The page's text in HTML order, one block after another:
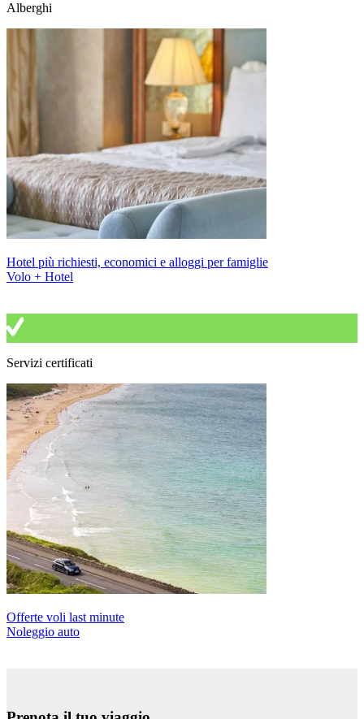
Alberghi
Hotel più richiesti, economici e alloggi per famiglie
Volo + Hotel
Servizi certificati
Offerte voli last minute
Noleggio auto